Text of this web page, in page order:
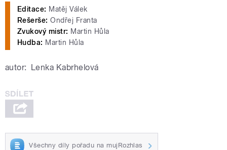
Editace: Matěj Válek
Rešerše:Ondřej Franta
Zvukový mistr: Martin Hůla
Hudba: Martin Hůla
autor: Lenka Kabrhelová
Všechny díly pořadu na mujRozhlas